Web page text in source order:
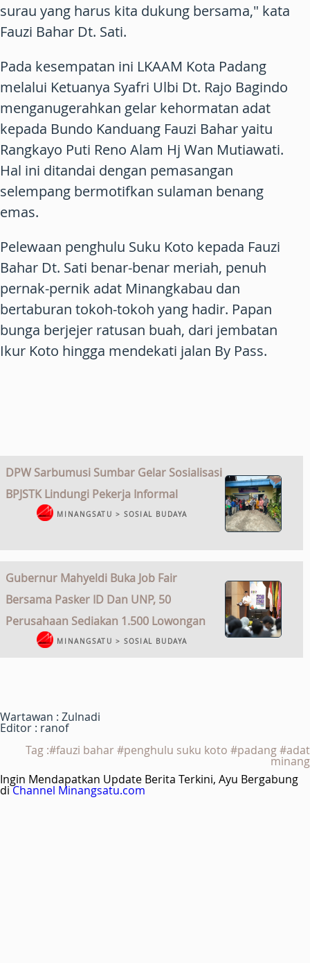
surau yang harus kita dukung bersama," kata
Fauzi Bahar Dt. Sati.
Pada kesempatan ini LKAAM Kota Padang
melalui Ketuanya Syafri Ulbi Dt. Rajo Bagindo
menganugerahkan gelar kehormatan adat
kepada Bundo Kanduang Fauzi Bahar yaitu
Rangkayo Puti Reno Alam Hj Wan Mutiawati.
Hal ini ditandai dengan pemasangan
selempang bermotifkan sulaman benang
emas.
Pelewaan penghulu Suku Koto kepada Fauzi
Bahar Dt. Sati benar-benar meriah, penuh
pernak-pernik adat Minangkabau dan
bertaburan tokoh-tokoh yang hadir. Papan
bunga berjejer ratusan buah, dari jembatan
Ikur Koto hingga mendekati jalan By Pass.
DPW Sarbumusi Sumbar Gelar Sosialisasi
BPJSTK Lindungi Pekerja Informal
MINANGSATU > SOSIAL BUDAYA
Gubernur Mahyeldi Buka Job Fair
Bersama Pasker ID Dan UNP, 50
Perusahaan Sediakan 1.500 Lowongan
MINANGSATU > SOSIAL BUDAYA
Wartawan : Zulnadi
Editor : ranof
Tag :#fauzi bahar #penghulu suku koto #padang #adat
minang
Ingin Mendapatkan Update Berita Terkini, Ayu Bergabung
diChannel Minangsatu.com